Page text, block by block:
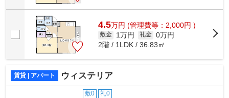
4.5万円 (管理費等：2,000円 )
敷金 1万円 礼金 0万円
2階 / 1LDK / 36.83㎡
賃貸 | アパート ウィステリア
敷0 礼0